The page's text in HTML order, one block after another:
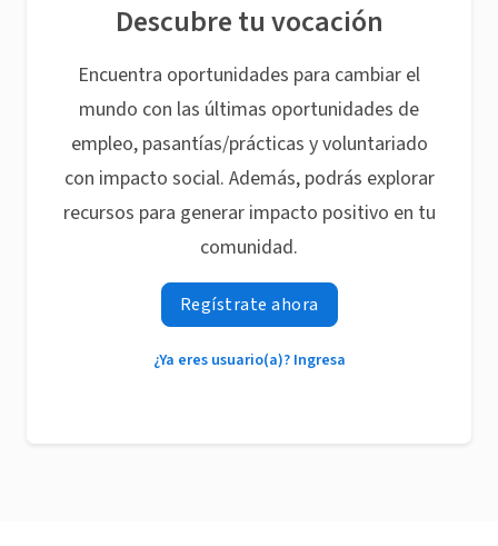
Descubre tu vocación
Encuentra oportunidades para cambiar el
mundo con las últimas oportunidades de
empleo, pasantías/prácticas y voluntariado
con impacto social. Además, podrás explorar
recursos para generar impacto positivo en tu
comunidad.
Regístrate ahora
¿Ya eres usuario(a)? Ingresa